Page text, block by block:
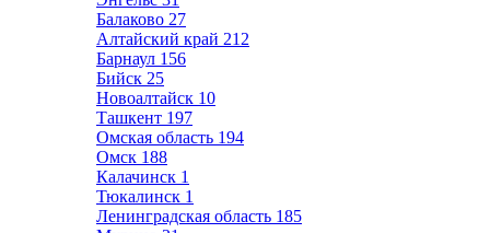
Балаково 27
Алтайский край 212
Барнаул 156
Бийск 25
Новоалтайск 10
Ташкент 197
Омская область 194
Омск 188
Калачинск 1
Тюкалинск 1
Ленинградская область 185